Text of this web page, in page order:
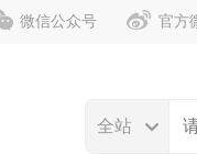
官方
微信公众号
全站